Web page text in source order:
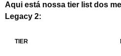
Aqui está nossa tier list dos
Legacy 2:
TIER